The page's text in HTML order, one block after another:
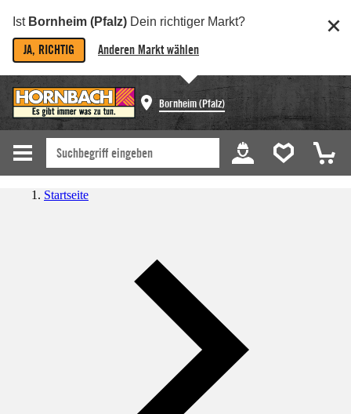
Ist Bornheim (Pfalz) Dein richtiger Markt?
JA, RICHTIG Anderen Markt wählen
Bornheim (Pfalz)
Startseite